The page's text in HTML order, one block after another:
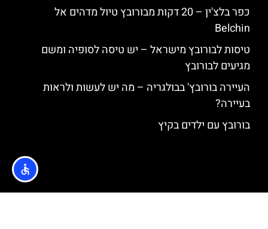
כפר בלצ'ין – 20 דקות מבורובץ טיול מדהים אל
Belchin
טיסות לבורובץ מישראל – יש טיסה לסופיה ומשם
מגיעים לבורובץ
העיירה בורובץ' בבולגריה – מה יש לעשות ולראות
בעיירה?
בורובץ עם ילדים בקיץ